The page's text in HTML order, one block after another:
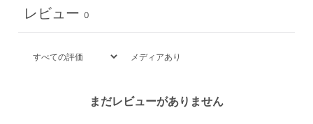
レビュー 0
メディアあり
まだレビューがありません